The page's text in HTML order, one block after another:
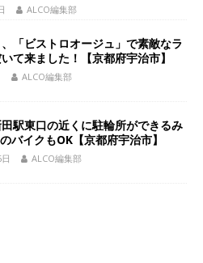
ALCO編集部
「ビストロオージュ」で素敵なラ
て来ました！【京都府宇治市】
ALCO編集部
田駅東口の近くに駐輪所ができるみ
バイクもOK【京都府宇治市】
ALCO編集部